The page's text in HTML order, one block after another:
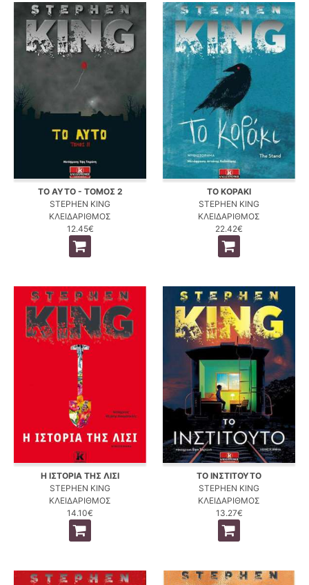
ΤΟ ΑΥΤΟ - ΤΟΜΟΣ 2
STEPHEN KING
ΚΛΕΙΔΑΡΙΘΜΟΣ
12.45€
ΤΟ ΚΟΡΑΚΙ
STEPHEN KING
ΚΛΕΙΔΑΡΙΘΜΟΣ
22.42€
Η ΙΣΤΟΡΙΑ ΤΗΣ ΛΙΣΙ
STEPHEN KING
ΚΛΕΙΔΑΡΙΘΜΟΣ
14.10€
ΤΟ ΙΝΣΤΙΤΟΥΤΟ
STEPHEN KING
ΚΛΕΙΔΑΡΙΘΜΟΣ
13.27€